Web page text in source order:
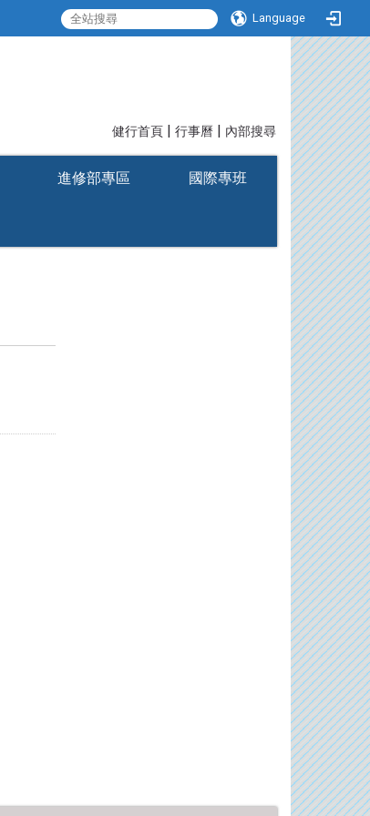
Language
健行首頁 | 行事曆 | 內部搜尋
進修部專區 國際專班